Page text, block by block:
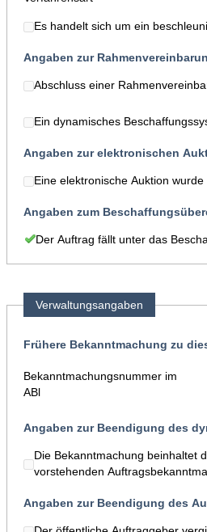
Es handelt sich um ein
Angaben zur
Abschluss einer
Ein dynamisches
Angaben zur elektronischen
Eine elektronische Auktion
Angaben zum
Der Auftrag fällt unter das
Verwaltungsangaben
Frühere Bekanntmachung zu
Bekanntmachungsnummer im
ABl
Angaben zur Beendigung des
Die Bekanntmachung beinhaltet
vorstehenden
Angaben zur Beendigung des